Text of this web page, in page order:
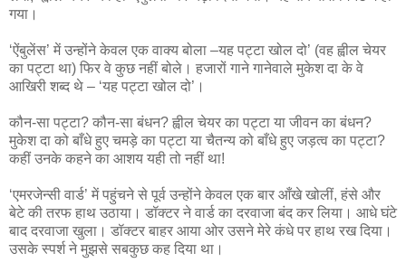
गया।
‘ऐंबुलेंस’ में उन्‍होंने केवल एक वाक्‍य बोला –यह पट्टा खोल दो’ (वह ह्वील चेयर
का पट्टा था) फिर वे कुछ नहीं बोले। हजारों गाने गानेवाले मुकेश दा के वे
आखिरी शब्‍द थे – ‘यह पट्टा खोल दो’।
कौन-सा पट्टा? कौन-सा बंधन? ह्वील चेयर का पट्टा या जीवन का बंधन?
मुकेश दा को बाँधे हुए चमड़े का पट्टा या चैतन्‍य को बाँधे हुए जड़त्‍व का पट्टा?
कहीं उनके कहने का आशय यही तो नहीं था!
‘एमरजेन्‍सी वार्ड’ में पहुंचने से पूर्व उन्‍होंने केवल एक बार आँखे खोलीं, हंसे और
बेटे की तरफ हाथ उठाया। डॉक्‍टर ने वार्ड का दरवाजा बंद कर लिया। आधे घंटे
बाद दरवाजा खुला। डॉक्‍टर बाहर आया ओर उसने मेरे कंधे पर हाथ रख दिया।
उसके स्‍पर्श ने मुझसे सबकुछ कह दिया था।